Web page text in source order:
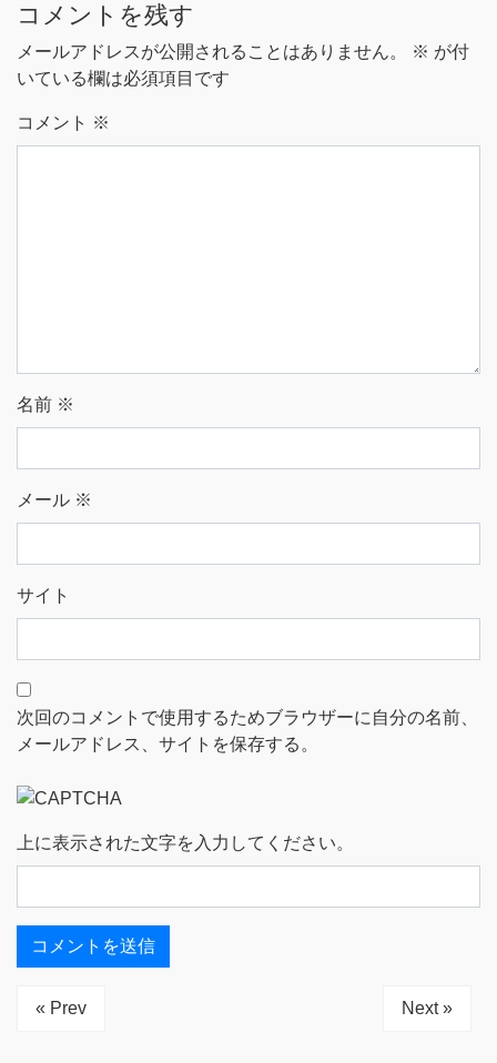
コメントを残す
メールアドレスが公開されることはありません。 ※ が付
いている欄は必須項目です
コメント ※
名前 ※
メール ※
サイト
次回のコメントで使用するためブラウザーに自分の名前、
メールアドレス、サイトを保存する。
上に表示された文字を入力してください。
« Prev Next »